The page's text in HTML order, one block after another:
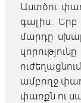
Աստծու
գալիս։ Երբ
մարդը
ամբողջ
փառքն ու